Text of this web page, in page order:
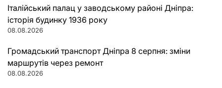
Італійський палац у заводському районі Дніпра:
історія будинку 1936 року
08.08.2026
Громадський транспорт Дніпра 8 серпня: зміни
маршрутів через ремонт
08.08.2026